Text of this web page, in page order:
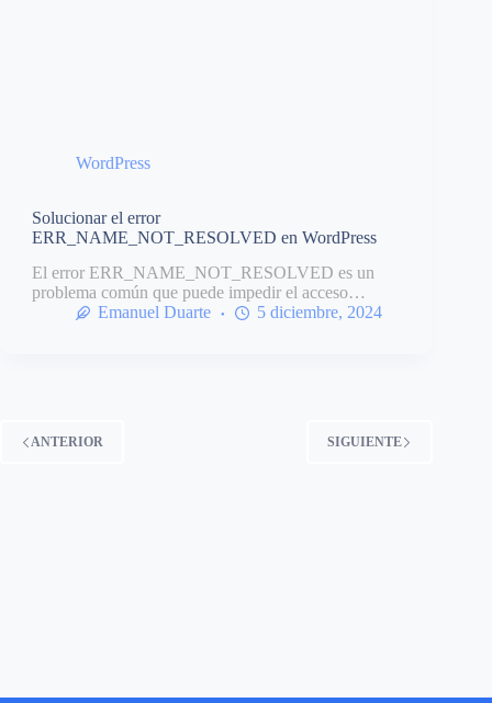
WordPress
Solucionar el error
ERR_NAME_NOT_RESOLVED en WordPress
El error ERR_NAME_NOT_RESOLVED es un
problema común que puede impedir el acceso…
Emanuel Duarte
5 diciembre, 2024
ANTERIOR SIGUIENTE